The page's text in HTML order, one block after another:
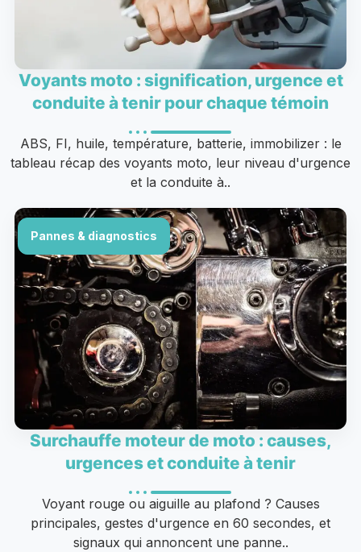
Voyants moto : signification, urgence et
conduite à tenir pour chaque témoin
ABS, FI, huile, température, batterie, immobilizer : le
tableau récap des voyants moto, leur niveau d'urgence
et la conduite à..
Pannes & diagnostics
Surchauffe moteur de moto : causes,
urgences et conduite à tenir
Voyant rouge ou aiguille au plafond ? Causes
principales, gestes d'urgence en 60 secondes, et
signaux qui annoncent une panne..